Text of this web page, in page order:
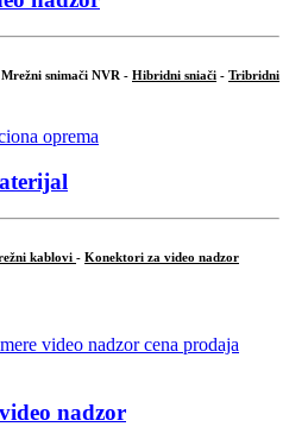
snimači NVR - Hibridni sniači - Tribridni
kablovi - Konektori za video nadzor
nadzor